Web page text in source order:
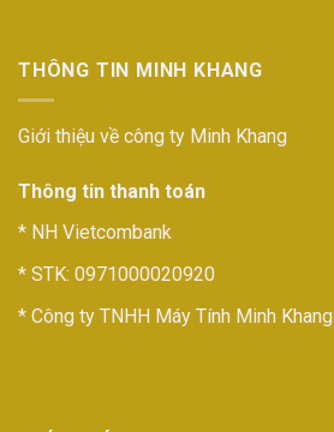
THÔNG TIN MINH KHANG
Giới thiệu về công ty Minh Khang
Thông tin thanh toán
* NH Vietcombank
* STK: 0971000020920
* Công ty TNHH Máy Tính Minh Khang